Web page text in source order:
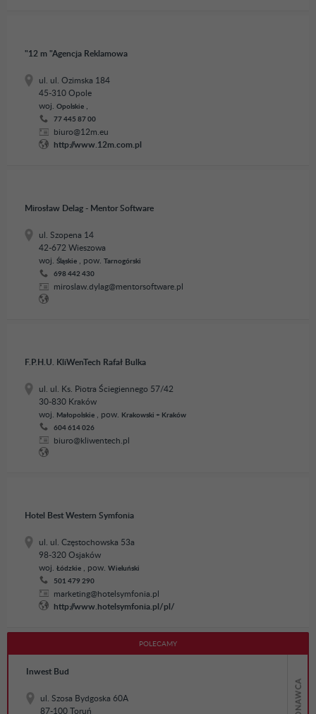
"12 m "Agencja Reklamowa
ul. ul. Ozimska 184
45-310 Opole
woj. Opolskie
77 445 87 00
biuro@12m.eu
http://www.12m.com.pl
Mirosław Delag - Mentor Software
ul. Szopena 14
42-672 Wieszowa
woj. Śląskie , pow. Tarnogórski
698 442 430
miroslaw.dylag@mentorsoftware.pl
F.P.H.U. KliWenTech Rafał Bulka
ul. ul. Ks. Piotra Ściegiennego 57/42
30-830 Kraków
woj.
Małopolskie , pow.
Krakowski + Kraków
604 614 026
biuro@kliwentech.pl
Hotel Best Western Symfonia
ul. ul. Częstochowska 53a
98-320 Osjaków
woj. Łódzkie , pow. Wieluński
501 479 290
marketing@hotelsymfonia.pl
http://www.hotelsymfonia.pl/pl/
Inwest Bud
ul. Szosa Bydgoska 60A
87-100 Toruń